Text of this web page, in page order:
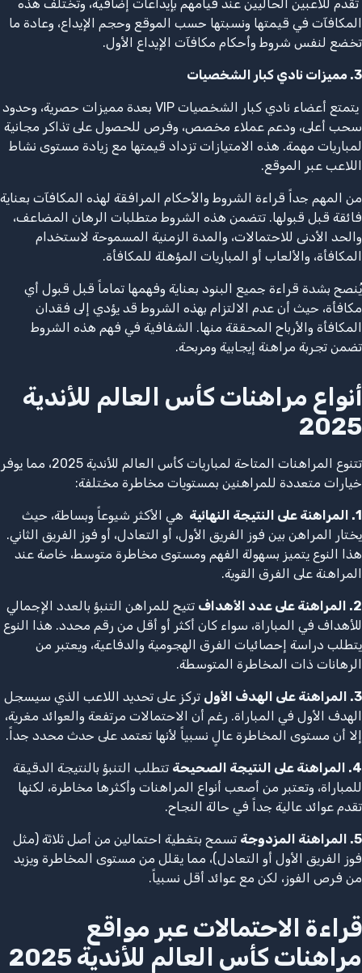
تقدم للاعبين الحاليين عند قيامهم بإيداعات إضافية، وتختلف هذه
المكافآت في قيمتها ونسبتها حسب الموقع وحجم الإيداع، وعادة ما
تخضع لنفس شروط وأحكام مكافآت الإيداع الأول.
3. مميزات نادي كبار الشخصيات
يتمتع أعضاء نادي كبار الشخصيات VIP بعدة مميزات حصرية، وحدود
سحب أعلى، ودعم عملاء مخصص، وفرص للحصول على تذاكر مجانية
لمباريات مهمة. هذه الامتيازات تزداد قيمتها مع زيادة مستوى نشاط
اللاعب عبر الموقع.
من المهم جداً قراءة الشروط والأحكام المرافقة لهذه المكافآت بعناية
فائقة قبل قبولها. تتضمن هذه الشروط متطلبات الرهان المضاعف،
والحد الأدنى للاحتمالات، والمدة الزمنية المسموحة لاستخدام
المكافأة، والألعاب أو المباريات المؤهلة للمكافأة.
يُنصح بشدة قراءة جميع البنود بعناية وفهمها تماماً قبل قبول أي
مكافأة، حيث أن عدم الالتزام بهذه الشروط قد يؤدي إلى فقدان
المكافأة والأرباح المحققة منها. الشفافية في فهم هذه الشروط
تضمن تجربة مراهنة إيجابية ومربحة.
أنواع مراهنات كأس العالم للأندية
2025
تتنوع المراهنات المتاحة لمباريات كأس العالم للأندية 2025، مما يوفر
خيارات متعددة للمراهنين بمستويات مخاطرة مختلفة:
1. المراهنة على النتيجة النهائية
هي الأكثر شيوعاً وبساطة، حيث
يختار المراهن بين فوز الفريق الأول، أو التعادل، أو فوز الفريق الثاني.
هذا النوع يتميز بسهولة الفهم ومستوى مخاطرة متوسط، خاصة عند
المراهنة على الفرق القوية.
2. المراهنة على عدد الأهداف
تتيح للمراهن التنبؤ بالعدد الإجمالي
للأهداف في المباراة، سواء كان أكثر أو أقل من رقم محدد. هذا النوع
يتطلب دراسة إحصائيات الفرق الهجومية والدفاعية، ويعتبر من
الرهانات ذات المخاطرة المتوسطة.
3. المراهنة على الهدف الأول
تركز على تحديد اللاعب الذي سيسجل
الهدف الأول في المباراة. رغم أن الاحتمالات مرتفعة والعوائد مغرية،
إلا أن مستوى المخاطرة عالٍ نسبياً لأنها تعتمد على حدث محدد جداً.
4. المراهنة على النتيجة الصحيحة
تتطلب التنبؤ بالنتيجة الدقيقة
للمباراة، وتعتبر من أصعب أنواع المراهنات وأكثرها مخاطرة، لكنها
تقدم عوائد عالية جداً في حالة النجاح.
5. المراهنة المزدوجة
تسمح بتغطية احتمالين من أصل ثلاثة (مثل
فوز الفريق الأول أو التعادل)، مما يقلل من مستوى المخاطرة ويزيد
من فرص الفوز، لكن مع عوائد أقل نسبياً.
قراءة الاحتمالات عبر مواقع
مراهنات كأس العالم للأندية 2025